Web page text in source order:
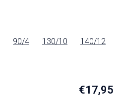
90/4 130/10
140/12
€17,95